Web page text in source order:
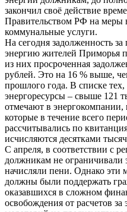
закончил своё действие
Правительством РФ на меры
коммунальные услуги.
На сегодня задолженность
энергию жителей Приморья
из них просроченная
рублей. Это на 16 % выше,
прошлого года. В списке
энергоресурсы – свыше 121
отмечают в
которые в течение всего
рассчитывались по
исчисляются десятками
С апреля, в соответствии с
должникам не ограничивали
начисляли пени. Однако эти
должны были поддержать
оказавшихся в сложном
освобождения от расчетов